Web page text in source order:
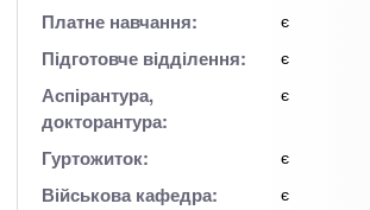
o
Платне навчання: є
Підготовче відділення: є
Аспірантура,
докторантура:
є
Гуртожиток: є
Військова кафедра: є